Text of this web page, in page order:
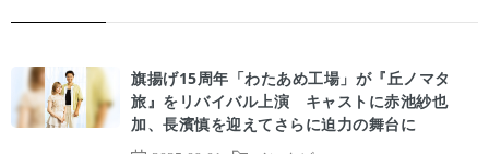
旗揚げ15周年「わたあめ工場」が『丘ノマタ
旅』をリバイバル上演 キャストに赤池紗也
加、長濱慎を迎えてさらに迫力の舞台に